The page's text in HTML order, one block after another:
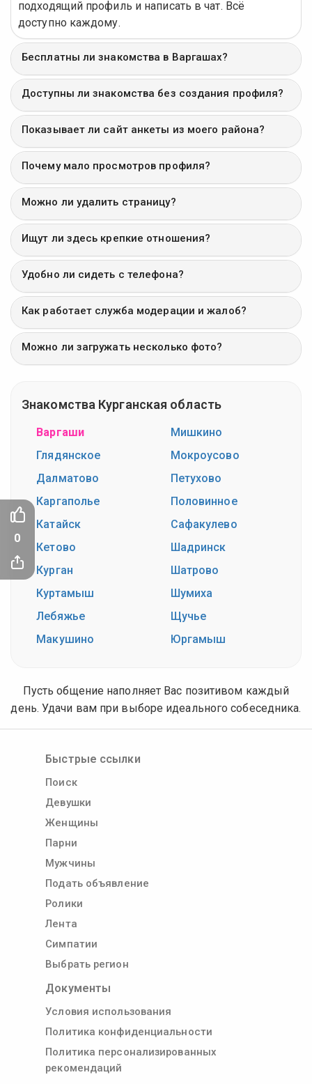
подходящий профиль и написать в чат. Всё
доступно каждому.
Бесплатны ли знакомства в Варгашах?
Доступны ли знакомства без создания профиля?
Показывает ли сайт анкеты из моего района?
Почему мало просмотров профиля?
Можно ли удалить страницу?
Ищут ли здесь крепкие отношения?
Удобно ли сидеть с телефона?
Как работает служба модерации и жалоб?
Можно ли загружать несколько фото?
Знакомства Курганская область
Варгаши
Глядянское
Далматово
Каргаполье
Катайск
Кетово
Курган
Куртамыш
Лебяжье
Макушино
Мишкино
Мокроусово
Петухово
Половинное
Сафакулево
Шадринск
Шатрово
Шумиха
Щучье
Юргамыш
Пусть общение наполняет Вас позитивом каждый
день. Удачи вам при выборе идеального собеседника.
Быстрые ссылки
Поиск
Девушки
Женщины
Парни
Мужчины
Подать объявление
Ролики
Лента
Симпатии
Выбрать регион
Документы
Условия использования
Политика конфиденциальности
Политика персонализированных
рекомендаций
0